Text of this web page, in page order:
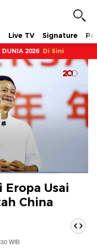
Live TV Signature
2026 Di Sini
Usai
China
WIB